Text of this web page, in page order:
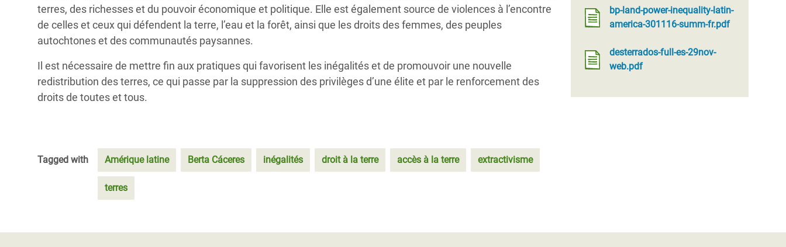
Crise en Syrie
bp-land-power-inequality-latin-
america-301116-summ-fr.pdf
desterrados-full-es-29nov-
web.pdf
terres, des richesses et du pouvoir économique et politique. Elle est également source de violences à l’encontre
de celles et ceux qui défendent la terre, l’eau et la forêt, ainsi que les droits des femmes, des peuples
autochtones et des communautés paysannes.
Il est nécessaire de mettre fin aux pratiques qui favorisent les inégalités et de promouvoir une nouvelle
redistribution des terres, ce qui passe par la suppression des privilèges d’une élite et par le renforcement des
droits de toutes et tous.
Tagged with Amérique latine Berta Cáceres inégalités droit à la terre accès à la terre extractivisme
terres